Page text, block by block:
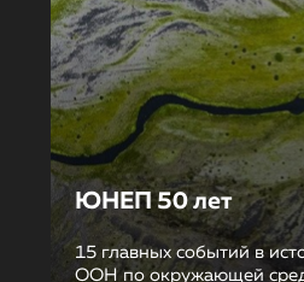
ЮНЕП 50 лет
15 главных событий в
ООН по окружающей